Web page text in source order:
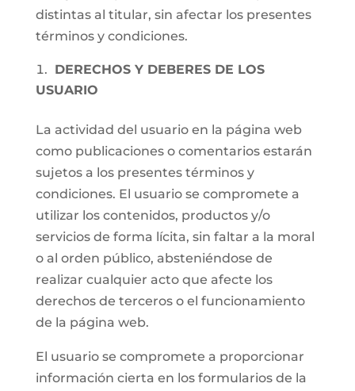
distintas al titular, sin afectar los presentes
términos y condiciones.
DERECHOS Y DEBERES DE LOS
USUARIO
La actividad del usuario en la página web
como publicaciones o comentarios estarán
sujetos a los presentes términos y
condiciones. El usuario se compromete a
utilizar los contenidos, productos y/o
servicios de forma lícita, sin faltar a la moral
o al orden público, absteniéndose de
realizar cualquier acto que afecte los
derechos de terceros o el funcionamiento
de la página web.
El usuario se compromete a proporcionar
información cierta en los formularios de la